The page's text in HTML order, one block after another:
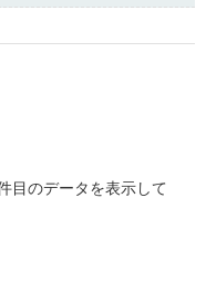
目のデータを表示して